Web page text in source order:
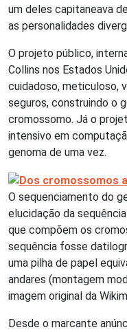
um deles capitaneava
as personalidades
O projeto público,
Collins nos Estados
cuidadoso, meticuloso,
seguros, construindo o
cromossomo. Já o
intensivo em
genoma de uma vez.
O sequenciamento do
elucidação da
que compõem os
sequência fosse
uma pilha de papel
andares (montagem
imagem original da
Desde o marcante